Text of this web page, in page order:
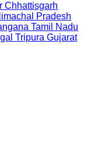
Chhattisgarh
Pradesh
Tamil Nadu
Tripura Gujarat